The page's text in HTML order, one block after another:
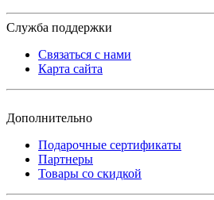
Служба поддержки
Связаться с нами
Карта сайта
Дополнительно
Подарочные сертификаты
Партнеры
Товары со скидкой